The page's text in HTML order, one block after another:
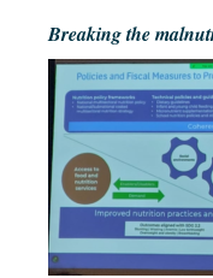
Breaking the